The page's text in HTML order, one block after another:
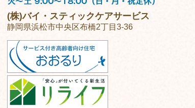
(株)バイ・スティックケアサービス
静岡県浜松市中央区布橋2丁目3-36